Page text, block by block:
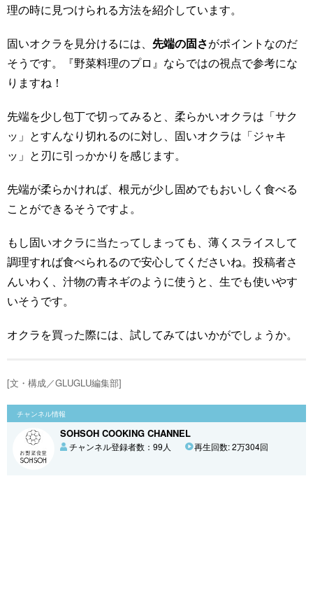
理の時に見つけられる方法を紹介しています。
固いオクラを見分けるには、 先端の固さがポイントなのだ
そうです。『野菜料理のプロ』ならではの視点で参考にな
りますね！
先端を少し包丁で切ってみると、柔らかいオクラは「サク
ッ」とすんなり切れるのに対し、固いオクラは「ジャキ
ッ」と刃に引っかかりを感じます。
先端が柔らかければ、根元が少し固めでもおいしく食べる
ことができるそうですよ。
もし固いオクラに当たってしまっても、薄くスライスして
調理すれば食べられるので安心してくださいね。投稿者さ
んいわく、汁物の青ネギのように使うと、生でも使いやす
いそうです。
オクラを買った際には、試してみてはいかがでしょうか。
[文・構成／GLUGLU編集部]
チャンネル情報
SOHSOH COOKING CHANNEL
チャンネル登録者数：99人 再生回数: 2万304回